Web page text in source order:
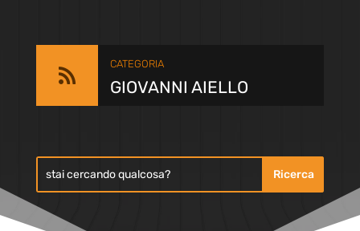

CATEGORIA
GIOVANNI AIELLO